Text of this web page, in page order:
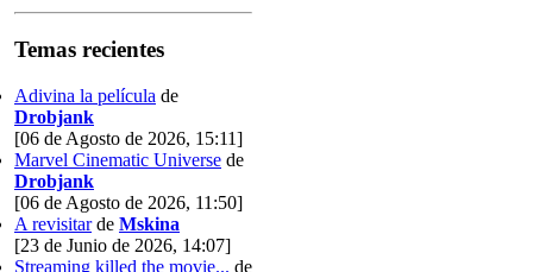
Temas recientes
Adivina la película de
Drobjank
[06 de Agosto de 2026, 15:11]
Marvel Cinematic Universe de
Drobjank
[06 de Agosto de 2026, 11:50]
A revisitarde Mskina
[23 de Junio de 2026, 14:07]
Streaming killed the movie... de